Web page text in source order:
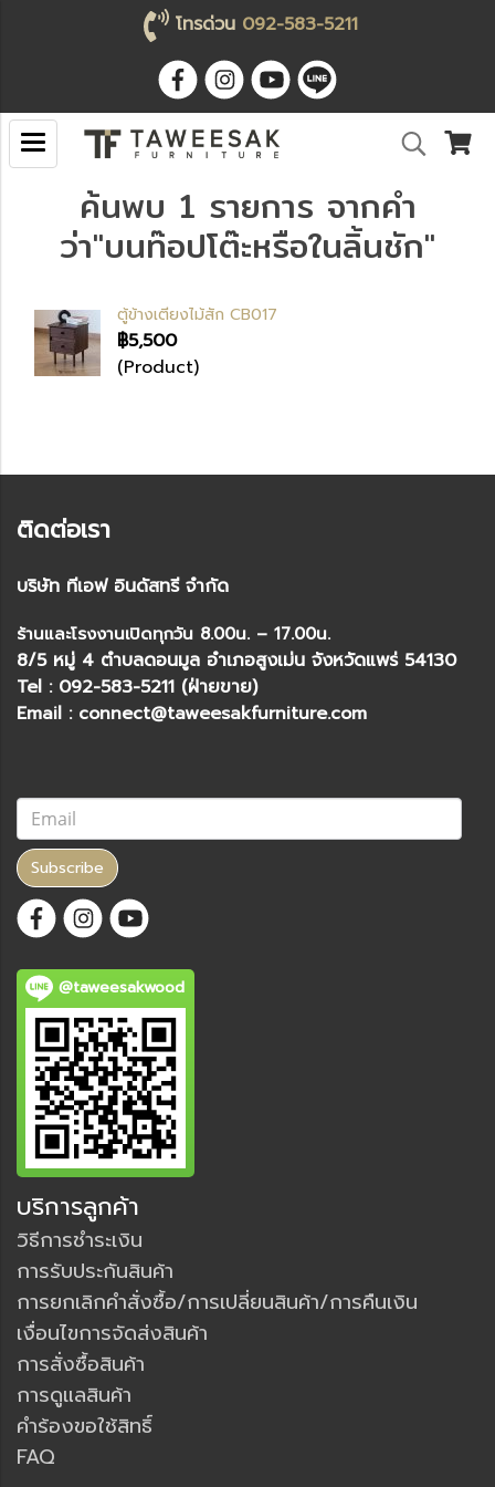
โทรด่วน 092-583-5211
ค้นพบ 1 รายการ จากคำ
ว่า"บนท๊อปโต๊ะหรือในลิ้นชัก"
ตู้ข้างเตียงไม้สัก CB017
฿5,500
(Product)
ติดต่อเรา
บริษัท ทีเอฟ อินดัสทรี จำกัด
ร้านและโรงงานเปิดทุกวัน 8.00น. – 17.00น.
8/5 หมู่ 4 ตำบลดอนมูล อำเภอสูงเม่น จังหวัดแพร่ 54130
Tel : 092-583-5211 (ฝ่ายขาย)
Email : connect@taweesakfurniture.com
Subscribe
@taweesakwood
บริการลูกค้า
วิธีการชำระเงิน
การรับประกันสินค้า
การยกเลิกคำสั่งซื้อ/การเปลี่ยนสินค้า/การคืนเงิน
เงื่อนไขการจัดส่งสินค้า
การสั่งซื้อสินค้า
การดูแลสินค้า
คำร้องขอใช้สิทธิ์
FAQ